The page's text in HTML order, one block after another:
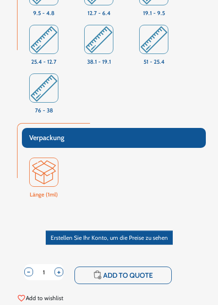
9.5 - 4.8 12.7 - 6.4 19.1 - 9.5
25.4 - 12.7 38.1 - 19.1 51 - 25.4
76 - 38
Verpackung
Länge (1ml)
Erstellen Sie Ihr Konto, um die Preise zu sehen
+
- shopping_cart ADD TO QUOTE
favorite_borderAdd to wishlist